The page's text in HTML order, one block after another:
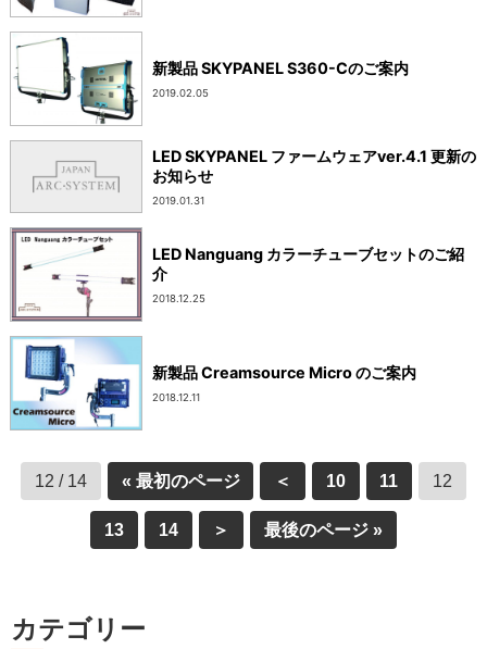
新製品 SKYPANEL S360-Cのご案内
2019.02.05
LED SKYPANEL ファームウェアver.4.1 更新の
お知らせ
2019.01.31
LED Nanguang カラーチューブセットのご紹
介
2018.12.25
新製品 Creamsource Micro のご案内
2018.12.11
12 / 14 « 最初のページ ＜ 10 11 12
13 14 ＞ 最後のページ »
カテゴリー